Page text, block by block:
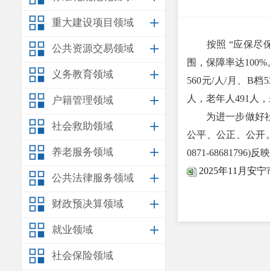
重大建设项目领域
公共资源交易领域
义务教育领域
户籍管理领域
社会救助领域
养老服务领域
公共法律服务领域
财政预决算领域
就业领域
社会保险领域
按照 “应保尽保
围，保障率达
560元/人/月、B档
人，老年人491人
为进一步做好社
公平、公正、公开
0871-68681796)反
2025年11月安